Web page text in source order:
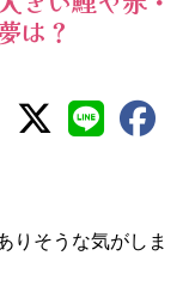
は？
りそうな気がしま